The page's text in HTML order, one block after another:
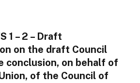
1 – 2 – Draft
on the draft Council
conclusion, on behalf of
of the Council of